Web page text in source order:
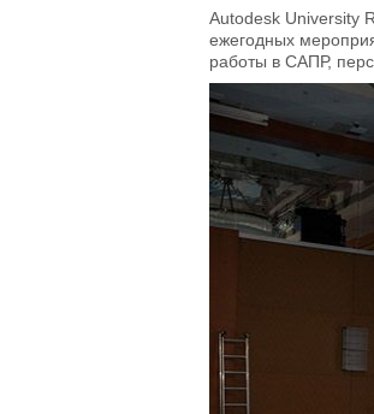
Autodesk University
ежегодных
работы в САПР,